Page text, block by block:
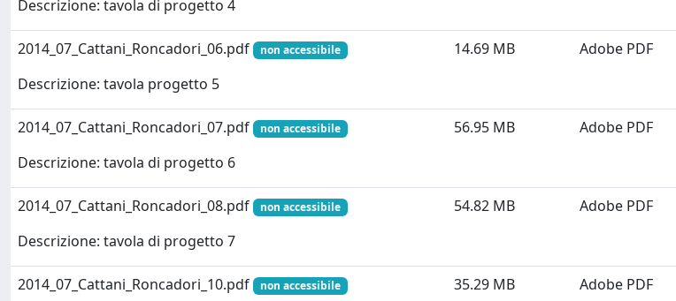
Descrizione: tavola di progetto 4
2014_07_Cattani_Roncadori_06.pdf non accessibile
Descrizione: tavola progetto 5
14.69 MB Adobe PDF
2014_07_Cattani_Roncadori_07.pdf non accessibile
Descrizione: tavola di progetto 6
56.95 MB Adobe PDF
2014_07_Cattani_Roncadori_08.pdf non accessibile
Descrizione: tavola di progetto 7
54.82 MB Adobe PDF
2014_07_Cattani_Roncadori_10.pdf non accessibile 35.29 MB Adobe PDF